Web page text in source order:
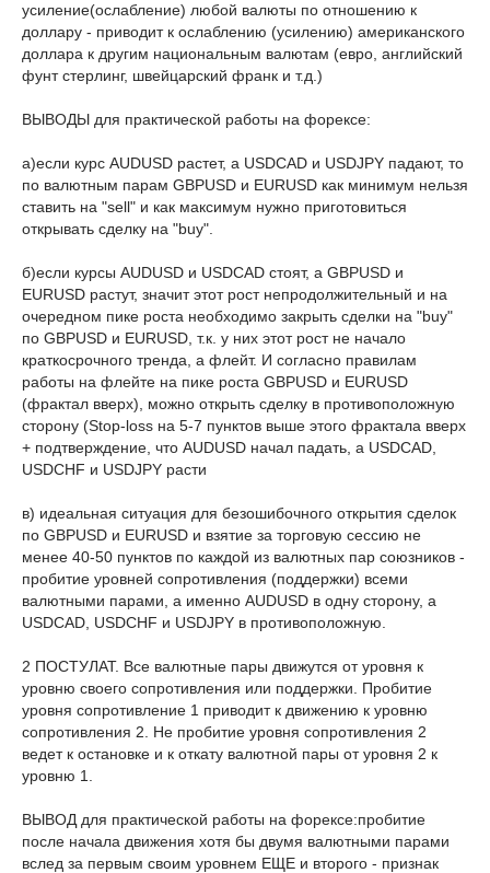
усиление(ослабление) любой валюты по отношению к
доллару - приводит к ослаблению (усилению) американского
доллара к другим национальным валютам (евро, английский
фунт стерлинг, швейцарский франк и т.д.)
ВЫВОДЫ для практической работы на форексе:
а)если курс AUDUSD растет, а USDCAD и USDJPY падают, то
по валютным парам GBPUSD и EURUSD как минимум нельзя
ставить на "sell" и как максимум нужно приготовиться
открывать сделку на "buy".
б)если курсы AUDUSD и USDCAD стоят, а GBPUSD и
EURUSD растут, значит этот рост непродолжительный и на
очередном пике роста необходимо закрыть сделки на "buy"
по GBPUSD и EURUSD, т.к. у них этот рост не начало
краткосрочного тренда, а флейт. И согласно правилам
работы на флейте на пике роста GBPUSD и EURUSD
(фрактал вверх), можно открыть сделку в противоположную
сторону (Stop-loss на 5-7 пунктов выше этого фрактала вверх
+ подтверждение, что AUDUSD начал падать, а USDCAD,
USDCHF и USDJPY расти
в) идеальная ситуация для безошибочного открытия сделок
по GBPUSD и EURUSD и взятие за торговую сессию не
менее 40-50 пунктов по каждой из валютных пар союзников -
пробитие уровней сопротивления (поддержки) всеми
валютными парами, а именно AUDUSD в одну сторону, а
USDCAD, USDCHF и USDJPY в противоположную.
2 ПОСТУЛАТ. Все валютные пары движутся от уровня к
уровню своего сопротивления или поддержки. Пробитие
уровня сопротивление 1 приводит к движению к уровню
сопротивления 2. Не пробитие уровня сопротивления 2
ведет к остановке и к откату валютной пары от уровня 2 к
уровню 1.
ВЫВОД для практической работы на форексе:пробитие
после начала движения хотя бы двумя валютными парами
вслед за первым своим уровнем ЕЩЕ и второго - признак